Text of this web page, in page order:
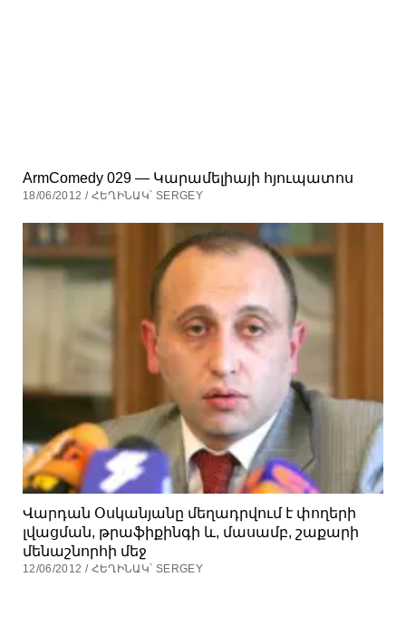
ArmComedy 029 — Կարամելիայի հյուպատոս
18/06/2012 / ՀԵՂԻՆԱԿ՝ SERGEY
Վարդան Օսկանյանը մեղադրվում է փողերի
լվացման, թրաֆիքինգի և, մասամբ, շաքարի
մենաշնորհի մեջ
12/06/2012 / ՀԵՂԻՆԱԿ՝ SERGEY